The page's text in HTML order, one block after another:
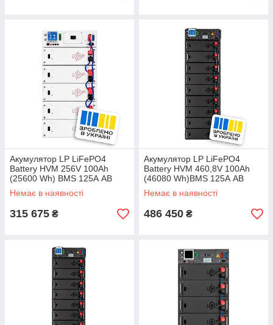
Акумулятор LP LiFePO4
Battery HVM 256V 100Ah
(25600 Wh) BMS 125А AB
white
Немає в наявності
315 675 ₴
Акумулятор LP LiFePO4
Battery HVM 460,8V 100Ah
(46080 Wh)BMS 125А AB
black
Немає в наявності
486 450 ₴